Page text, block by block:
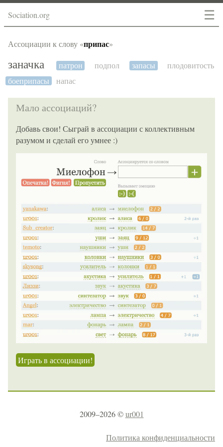
☰
Sociation.org
Ассоциации к слову «припас»
заначка патрон подпол запасы
плодовитость
боеприпасы
напас
Мало ассоциаций?
Добавь свои! Сыграй в ассоциации с коллективным
разумом и сделай его умнее :)
Играть в ассоциации!
2009–2026 ©ur001
Политика конфиденциальности